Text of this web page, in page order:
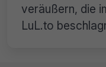
veräußern, die
LuL.to